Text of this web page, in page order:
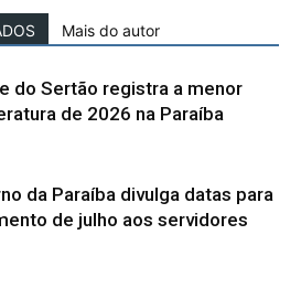
Mais do autor
do Sertão registra a menor
de 2026 na Paraíba
da Paraíba divulga datas para
de julho aos servidores